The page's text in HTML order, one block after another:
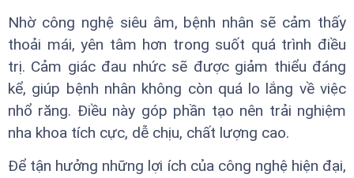
Nhờ công nghệ siêu âm, bệnh nhân sẽ cảm thấy
thoải mái, yên tâm hơn trong suốt quá trình điều
trị. Cảm giác đau nhức sẽ được giảm thiểu đáng
kể, giúp bệnh nhân không còn quá lo lắng về việc
nhổ răng. Điều này góp phần tạo nên trải nghiệm
nha khoa tích cực, dễ chịu, chất lượng cao.
Để tận hưởng những lợi ích của công nghệ hiện đại,